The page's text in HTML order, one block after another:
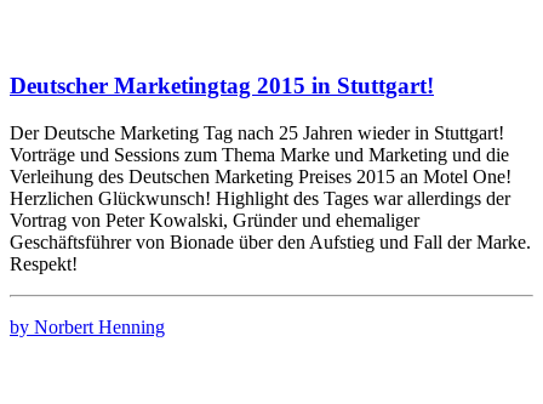
Deutscher Marketingtag 2015 in Stuttgart!
Der Deutsche Marketing Tag nach 25 Jahren wieder in Stuttgart!
Vorträge und Sessions zum Thema Marke und Marketing und die
Verleihung des Deutschen Marketing Preises 2015 an Motel One!
Herzlichen Glückwunsch! Highlight des Tages war allerdings der
Vortrag von Peter Kowalski, Gründer und ehemaliger
Geschäftsführer von Bionade über den Aufstieg und Fall der Marke.
Respekt!
by Norbert Henning